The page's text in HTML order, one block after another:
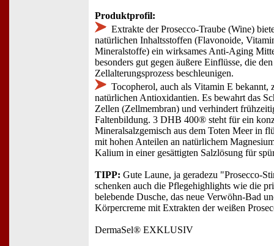
Produktprofil:
Extrakte der Prosecco-Traube (Wine)
natürlichen Inhaltsstoffen (Flavonoide,
Mineralstoffe) ein wirksames Anti-Aging
besonders gut gegen äußere Einflüsse, die den
Zellalterungsprozess beschleunigen.
Tocopherol, auch als Vitamin E bekannt,
natürlichen Antioxidantien. Es bewahrt das
Zellen (Zellmembran) und verhindert
Faltenbildung. 3 DHB 400® steht für ein
Mineralsalzgemisch aus dem Toten Meer in
mit hohen Anteilen an natürlichem
Kalium in einer gesättigten Salzlösung für
TIPP: Gute Laune, ja geradezu "Prosecco-
schenken auch die Pflegehighlights wie die
belebende Dusche, das neue Verwöhn-Bad
Körpercreme mit Extrakten der weißen
DermaSel® EXKLUSIV